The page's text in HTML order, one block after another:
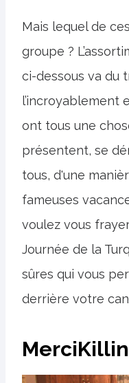
Mais lequel de
groupe ?
ci-dessous va du
l’incroyablement
ont tous une
présentent, se
tous, d'une
fameuses
voulez vous
Journée de la
sûres qui vous
derrière votre